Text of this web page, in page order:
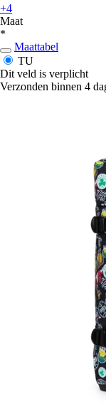
+4
Maat
*
Maattabel
TU
Dit veld is verplicht
Verzonden binnen 4